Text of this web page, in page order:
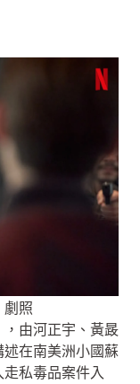
劇照
由河正宇、黃晸
在南美洲小國蘇
私毒品案件入